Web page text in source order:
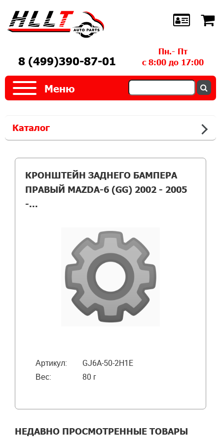
8 (499)390-87-01
Пн.- Пт
с 8:00 до 17:00
Меню
Каталог
КРОНШТЕЙН ЗАДНЕГО БАМПЕРА
ПРАВЫЙ MAZDA-6 (GG) 2002 - 2005
-...
Артикул:
GJ6A-50-2H1E
Вес:
80 г
НЕДАВНО ПРОСМОТРЕННЫЕ ТОВАРЫ